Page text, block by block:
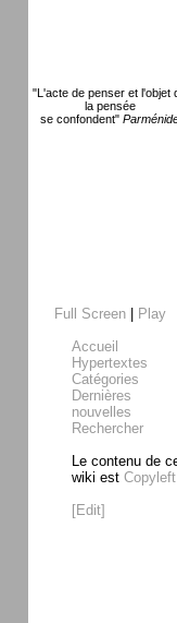
"L'acte de penser et l'objet
la pensée
se confondent"
Full Screen|
Play
Accueil
Hypertextes
Catégories
Dernières
nouvelles
Rechercher
Le contenu de
wiki est Copyleft
[Edit]